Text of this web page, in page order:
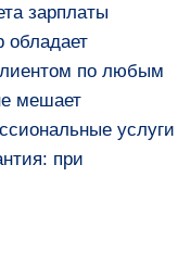
зарплаты
обладает
по любым
мешает
услуги
при